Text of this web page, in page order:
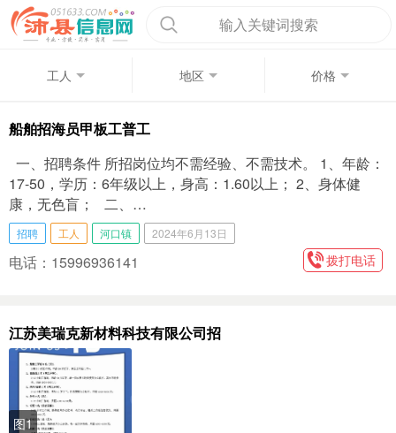
输入关键词搜索
工人 地区 价格
船舶招海员甲板工普工
一、招聘条件 所招岗位均不需经验、不需技术。 1、年龄：
17-50，学历：6年级以上，身高：1.60以上； 2、身体健
康，无色盲； 二、…
招聘 工人 河口镇 2024年6月13日
电话：15996936141 拨打电话
江苏美瑞克新材料科技有限公司招
图1